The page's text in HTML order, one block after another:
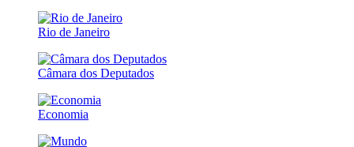
Rio de Janeiro
Câmara dos Deputados
Economia